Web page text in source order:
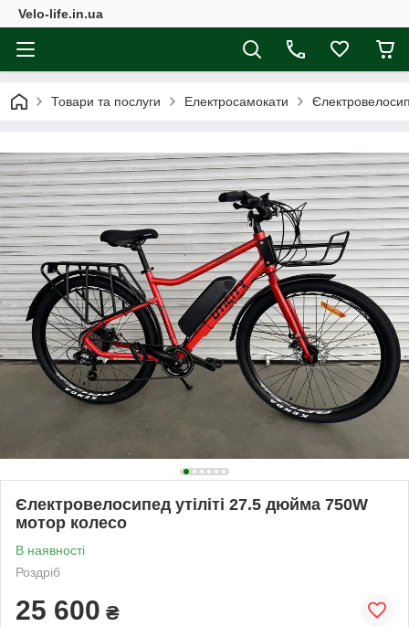
Velo-life.in.ua
Товари та послуги Електросамокати
Єлектровелосипед утіліті 27.5 дюйма 750W
мотор колесо
В наявності
Роздріб
25 600 ₴